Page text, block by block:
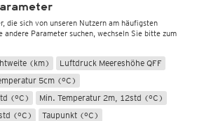
die sich von unseren Nutzern am häufigsten
andere Parameter suchen, wechseln Sie bitte zum
(km)
Luftdruck Meereshöhe QFF
5cm (°C)
(°C)
Min. Temperatur 2m, 12std (°C)
(°C)
Taupunkt (°C)